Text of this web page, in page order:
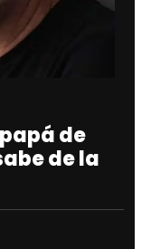
de
de la